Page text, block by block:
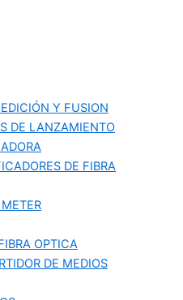
Y FUSION
DE LANZAMIENTO
DE FIBRA
OPTICA
DE MEDIOS